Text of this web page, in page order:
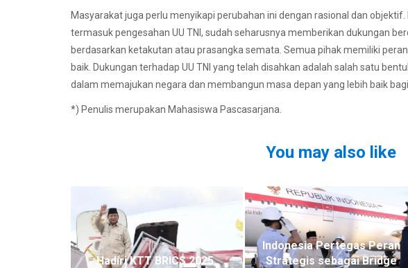
Masyarakat juga perlu menyikapi perubahan ini dengan rasional dan
termasuk pengesahan UU TNI, sudah seharusnya memberikan dukungan
berdasarkan ketakutan atau prasangka semata. Semua pihak memiliki
baik. Dukungan terhadap UU TNI yang telah disahkan adalah salah satu
dalam memajukan negara dan membangun masa depan yang lebih baik
*) Penulis merupakan Mahasiswa Pascasarjana.
You may also like
Hadiri KTT BRICS 2025,
Indonesia Pertegas Peran
Strategis sebagai Bridge